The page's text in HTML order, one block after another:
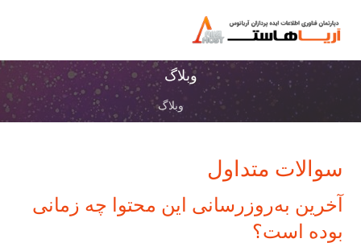
وبلاگ
وبلاگ
سوالات متداول
آخرین به‌روزرسانی این محتوا چه زمانی
بوده است؟